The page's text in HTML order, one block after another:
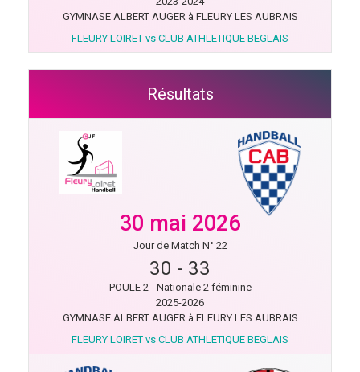
GYMNASE ALBERT AUGER à FLEURY LES AUBRAIS
FLEURY LOIRET vs CLUB ATHLETIQUE BEGLAIS
Résultats
30 mai 2026
Jour de Match N° 22
30 - 33
POULE 2 - Nationale 2 féminine
2025-2026
GYMNASE ALBERT AUGER à FLEURY LES AUBRAIS
FLEURY LOIRET vs CLUB ATHLETIQUE BEGLAIS